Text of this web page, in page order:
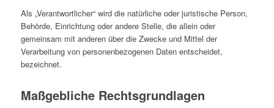
Als „Verantwortlicher“ wird die natürliche oder juristische Person,
Behörde, Einrichtung oder andere Stelle, die allein oder
gemeinsam mit anderen über die Zwecke und Mittel der
Verarbeitung von personenbezogenen Daten entscheidet,
bezeichnet.
Maßgebliche Rechtsgrundlagen